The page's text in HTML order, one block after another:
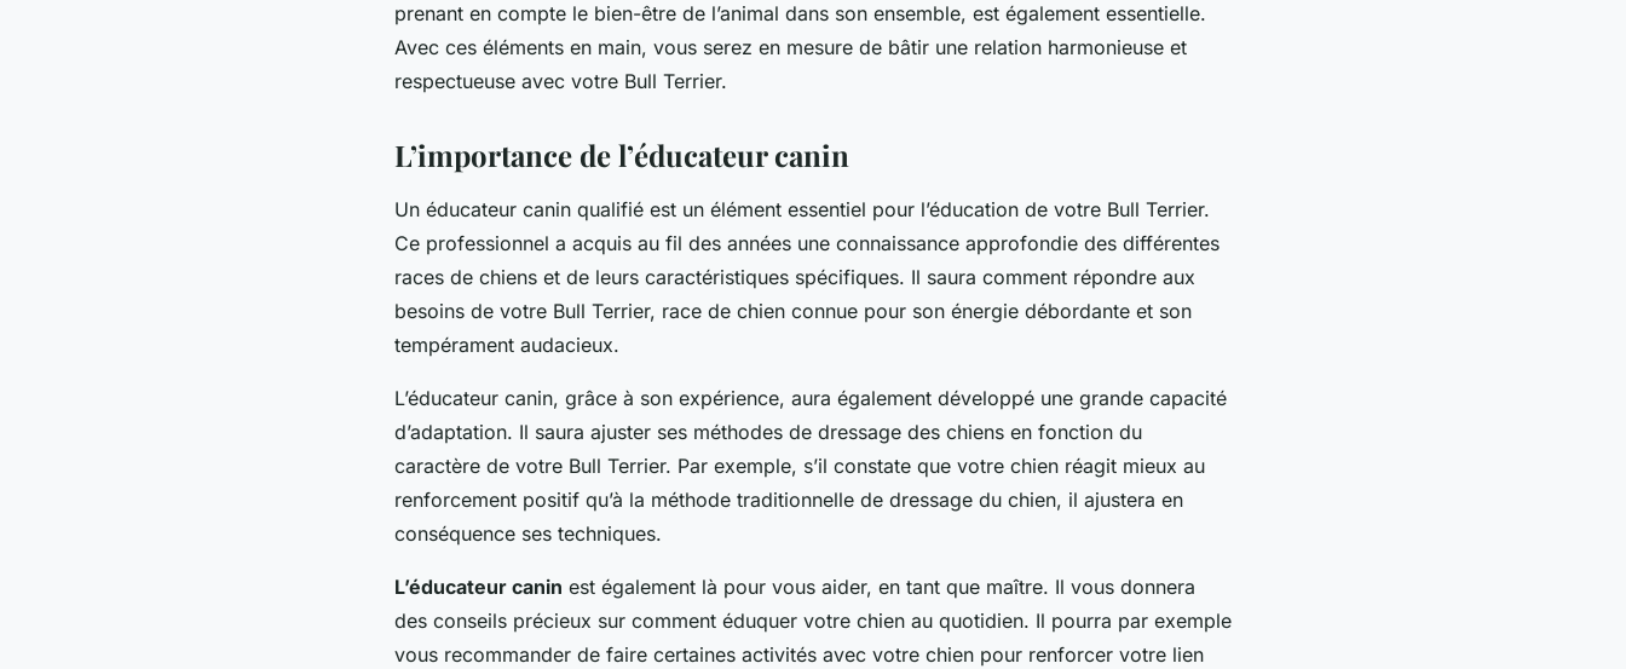
prenant en compte le bien-être de l’animal dans son ensemble, est également essentielle.
Avec ces éléments en main, vous serez en mesure de bâtir une relation harmonieuse et
respectueuse avec votre Bull Terrier.
L’importance de l’éducateur canin
Un éducateur canin qualifié est un élément essentiel pour l’éducation de votre Bull Terrier.
Ce professionnel a acquis au fil des années une connaissance approfondie des différentes
races de chiens et de leurs caractéristiques spécifiques. Il saura comment répondre aux
besoins de votre Bull Terrier, race de chien connue pour son énergie débordante et son
tempérament audacieux.
L’éducateur canin, grâce à son expérience, aura également développé une grande capacité
d’adaptation. Il saura ajuster ses méthodes de dressage des chiens en fonction du
caractère de votre Bull Terrier. Par exemple, s’il constate que votre chien réagit mieux au
renforcement positif qu’à la méthode traditionnelle de dressage du chien, il ajustera en
conséquence ses techniques.
L’éducateur canin est également là pour vous aider, en tant que maître. Il vous donnera
des conseils précieux sur comment éduquer votre chien au quotidien. Il pourra par exemple
vous recommander de faire certaines activités avec votre chien pour renforcer votre lien